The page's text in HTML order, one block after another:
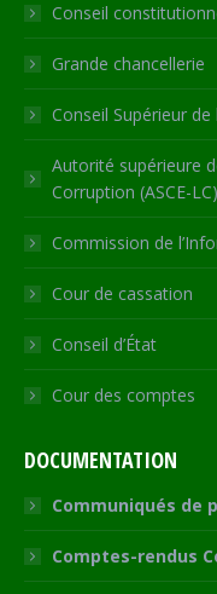
windowwindowwindowwindow
new
Conseil
Grande chancellerie
Conseil Supérieur
Autorité supérieure
Corruption (ASCE-LC)
Commission de
Cour de cassation
Conseil d’État
Cour des comptes
DOCUMENTATION
Communiqués de
Comptes-rendus